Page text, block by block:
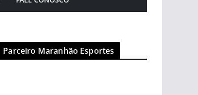
Parceiro Maranhão Esportes